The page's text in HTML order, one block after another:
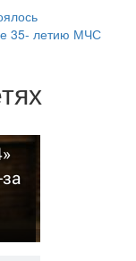
35- летию МЧС